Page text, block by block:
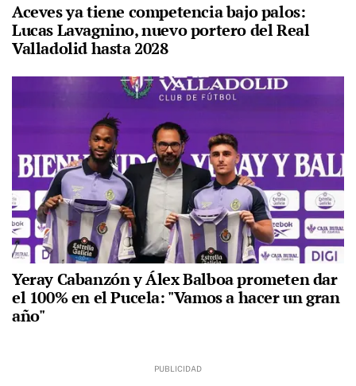
Aceves ya tiene competencia bajo palos:
Lucas Lavagnino, nuevo portero del Real
Valladolid hasta 2028
Yeray Cabanzón y Álex Balboa prometen dar
el 100% en el Pucela: "Vamos a hacer un gran
año"